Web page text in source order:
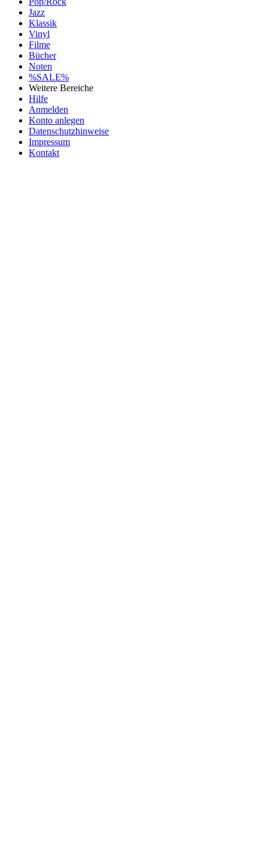
Jazz
Klassik
Vinyl
Filme
Bücher
Noten
%SALE%
Weitere Bereiche
Hilfe
Anmelden
Konto anlegen
Datenschutzhinweise
Impressum
Kontakt